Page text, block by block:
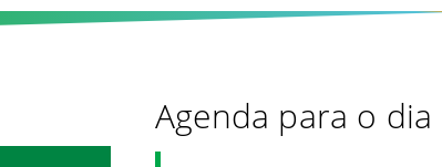
Agenda para o dia